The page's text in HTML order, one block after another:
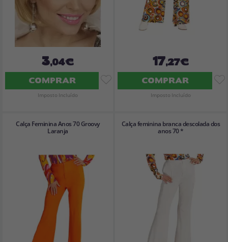
3,04€
COMPRAR
Imposto Incluído
17,27€
COMPRAR
Imposto Incluído
Calça Feminina Anos 70 Groovy
Laranja
Calça feminina branca descolada dos
anos 70 *